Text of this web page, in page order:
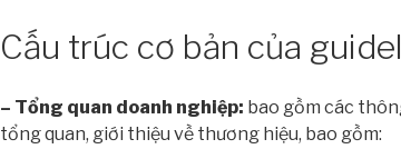
Cấu trúc cơ bản của
– Tổng quan doanh nghiệp: bao gồm các
tổng quan, giới thiệu về thương hiệu, bao gồm: